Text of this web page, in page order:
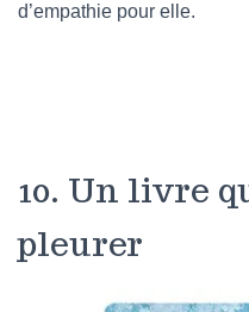
d’empathie pour elle.
10. Un livre
pleurer